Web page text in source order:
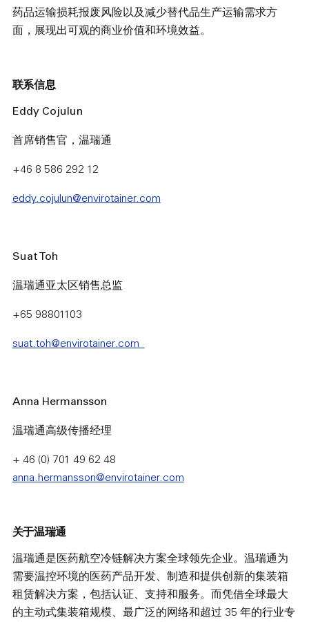
药品运输损耗报废风险以及减少替代品生产运输需求方
面，展现出可观的商业价值和环境效益。
联系信息
Eddy Cojulun
首席销售官，温瑞通
+46 8 586 292 12
eddy.cojulun@envirotainer.com
Suat Toh
温瑞通亚太区销售总监
+65 98801103
suat.toh@envirotainer.com
Anna Hermansson
温瑞通高级传播经理
+ 46 (0) 701 49 62 48
anna.hermansson@envirotainer.com
关于温瑞通
温瑞通是医药航空冷链解决方案全球领先企业。温瑞通为
需要温控环境的医药产品开发、制造和提供创新的集装箱
租赁解决方案，包括认证、支持和服务。而凭借全球最大
的主动式集装箱规模、最广泛的网络和超过 35 年的行业专